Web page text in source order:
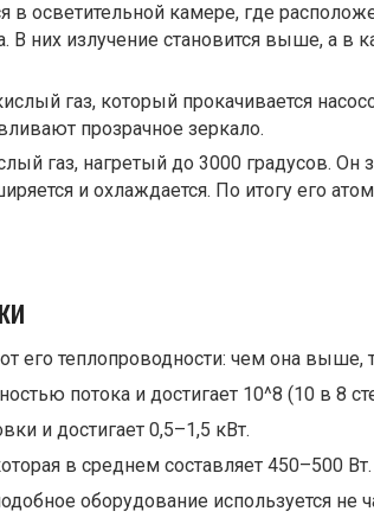
осветительной камере, где
В них излучение становится выше, а
газ, который прокачивается
прозрачное зеркало.
газ, нагретый до 3000 градусов.
и охлаждается. По итогу его
его теплопроводности: чем она
потока и достигает 10^8 (10 в 8
и достигает 0,5–1,5 кВт.
в среднем составляет 450–500
оборудование используется не